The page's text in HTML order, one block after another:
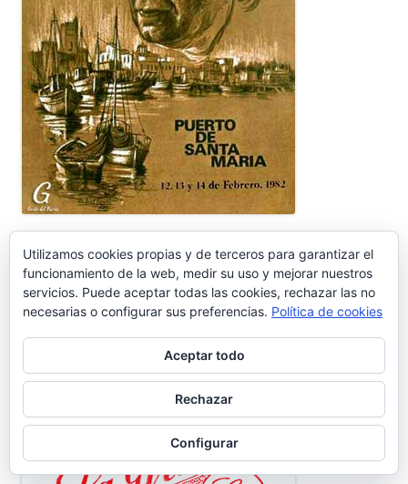
ULTRAMARINOS LA GIRALDA
Utilizamos cookies propias y de terceros para garantizar el
funcionamiento de la web, medir su uso y mejorar nuestros
servicios. Puede aceptar todas las cookies, rechazar las no
necesarias o configurar sus preferencias. Política de cookies
Aceptar todo
Rechazar
Configurar